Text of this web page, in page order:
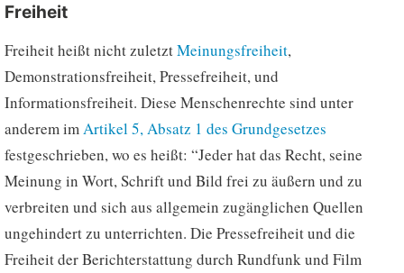
Freiheit
Freiheit heißt nicht zuletztMeinungsfreiheit,
Demonstrationsfreiheit, Pressefreiheit, und
Informationsfreiheit. Diese Menschenrechte sind unter
anderem imArtikel 5, Absatz 1 des Grundgesetzes
festgeschrieben, wo es heißt: “Jeder hat das Recht, seine
Meinung in Wort, Schrift und Bild frei zu äußern und zu
verbreiten und sich aus allgemein zugänglichen Quellen
ungehindert zu unterrichten. Die Pressefreiheit und die
Freiheit der Berichterstattung durch Rundfunk und Film